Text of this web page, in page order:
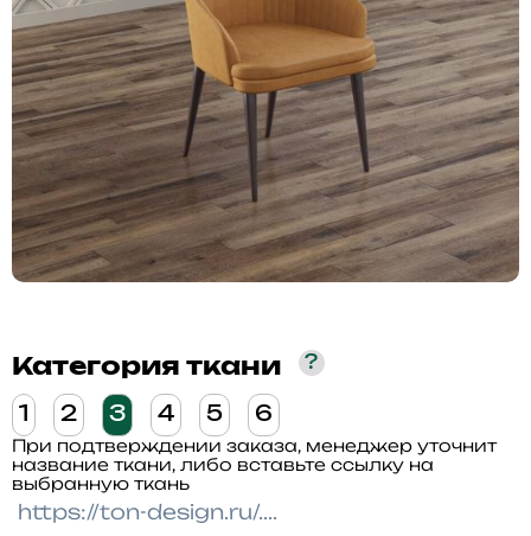
Категория ткани ?
1 2 3 4 5 6
При подтверждении заказа, менеджер уточнит
название ткани, либо вставьте ссылку на
выбранную ткань